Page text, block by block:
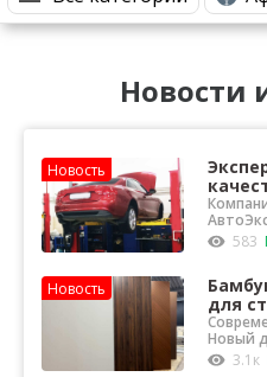
Бытовые услугиНовости
Новость
583
Новость
для
для
Новый
3.1к